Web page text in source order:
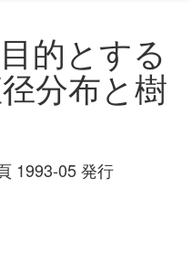
的とする
分布と樹
1993-05 発行